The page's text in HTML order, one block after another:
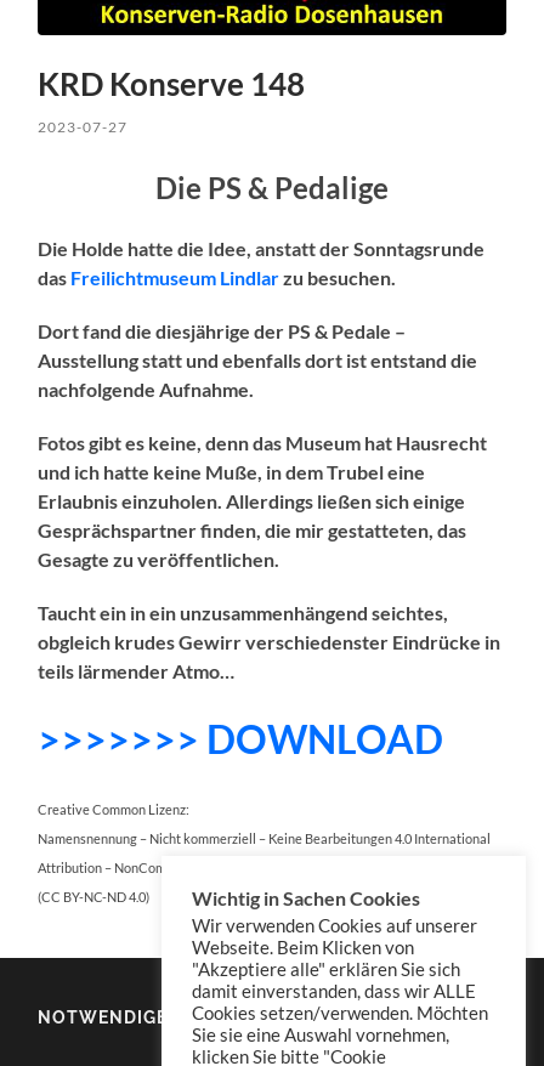
KRD Konserve 148
2023-07-27
Die PS & Pedalige
Die Holde hatte die Idee, anstatt der Sonntagsrunde
das Freilichtmuseum Lindlarzu besuchen.
Dort fand die diesjährige der PS & Pedale –
Ausstellung statt und ebenfalls dort ist entstand die
nachfolgende Aufnahme.
Fotos gibt es keine, denn das Museum hat Hausrecht
und ich hatte keine Muße, in dem Trubel eine
Erlaubnis einzuholen. Allerdings ließen sich einige
Gesprächspartner finden, die mir gestatteten, das
Gesagte zu veröffentlichen.
Taucht ein in ein unzusammenhängend seichtes,
obgleich krudes Gewirr verschiedenster Eindrücke in
teils lärmender Atmo…
>>>>>>> DOWNLOAD
Creative Common Lizenz:
Namensnennung – Nicht kommerziell – Keine Bearbeitungen 4.0 International
Attribution – NonCommercial – NoDerivatives 4.0 International
(CC BY-NC-ND 4.0)
NOTWENDIGES
Wichtig in Sachen Cookies
Wir verwenden Cookies auf unserer
Webseite. Beim Klicken von
"Akzeptiere alle" erklären Sie sich
damit einverstanden, dass wir ALLE
Cookies setzen/verwenden. Möchten
Sie sie eine Auswahl vornehmen,
klicken Sie bitte "Cookie